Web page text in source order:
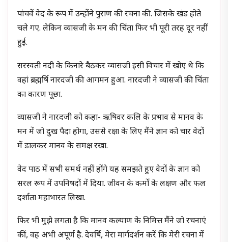
पांचवें वेद के रूप में उन्होंने पुराण की रचना की. जिसके खंड होते
चले गए. लेकिन व्यासजी के मन की चिंता फिर भी पूरी तरह दूर नहीं
हुई.
सरस्वती नदी के किनारे बैठकर व्यासजी इसी विचार में खोए थे कि
वहां ब्रह्मर्षि नारदजी की आगमन हुआ. नारदजी ने व्यासजी की चिंता
का कारण पूछा.
व्यासजी ने नारदजी को कहा- ऋषिवर कलि के प्रभाव से मानव के
मन में जो दुख पैदा होगा, उससे रक्षा के लिए मैंने ज्ञान को चार वेदों
में डालकर मानव के समक्ष रखा.
वेद पाठ में सभी समर्थ नहीं होंगे यह समझते हुए वेदों के ज्ञान को
सरल रूप में उपनिषदों में दिया. जीवन के कर्मों के लक्षण और फल
दर्शाता महाभारत लिखा.
फिर भी मुझे लगता है कि मानव कल्याण के निमित्त मैंने जो रचनाएं
कीं, वह अभी अपूर्ण है. देवर्षि, मेरा मार्गदर्शन करें कि मेरी रचना में